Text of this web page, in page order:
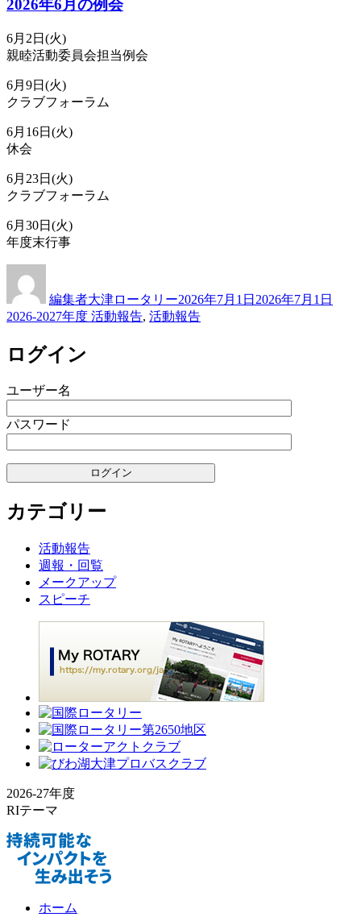
2026年6月の例会
6月2日(火)
親睦活動委員会担当例会
6月9日(火)
クラブフォーラム
6月16日(火)
休会
6月23日(火)
クラブフォーラム
6月30日(火)
年度末行事
者
編集者大津ロータリー日:
2026年7月1日 2026年7月1日ゴ
2026-2027年度 活動報告, 活動報告
ログイン
ユーザー名
パスワード
カテゴリー
活動報告
週報・回覧
メークアップ
スピーチ
2026-27年度
RIテーマ
ホーム